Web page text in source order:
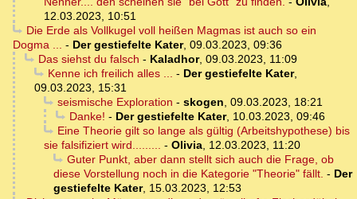
12.03.2023, 10:51
Die Erde als Vollkugel voll heißen Magmas ist auch so ein
Dogma ... - Der gestiefelte Kater, 09.03.2023, 09:36
Das siehst du falsch - Kaladhor, 09.03.2023, 11:09
Kenne ich freilich alles ... - Der gestiefelte Kater,
09.03.2023, 15:31
seismische Exploration - skogen, 09.03.2023, 18:21
Danke! - Der gestiefelte Kater, 10.03.2023, 09:46
Eine Theorie gilt so lange als gültig (Arbeitshypothese) bis
sie falsifiziert wird......... - Olivia, 12.03.2023, 11:20
Guter Punkt, aber dann stellt sich auch die Frage, ob
diese Vorstellung noch in die Kategorie "Theorie" fällt. - Der
gestiefelte Kater, 15.03.2023, 12:53